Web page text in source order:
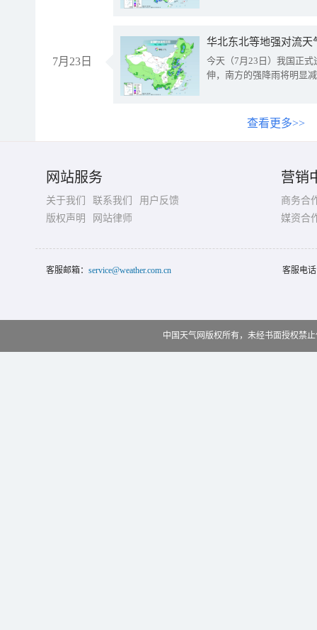
7月23日
华北东北等地强对流天
今天（7月23日）我国正
伸，南方的强降雨将明显
查看更多>>
网站服务
关于我们 联系我们
用户反馈
版权声明
网站律师
营销
商务合
媒资合
客服邮箱： service@weather.com.cn 客服电
中国天气网版权所有，未经书面授权